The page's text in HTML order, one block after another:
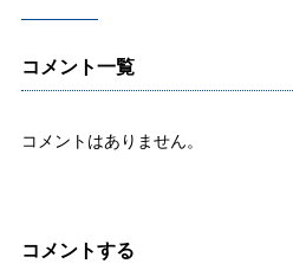
コメント一覧
コメントはありません。
コメントする